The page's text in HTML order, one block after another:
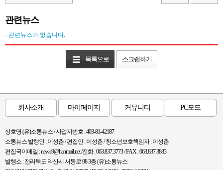
관련뉴스
- 관련뉴스가 없습니다.
목록으로 스크랩하기
회사소개 마이페이지 커뮤니티 PC모드
상호명:(유)소통뉴스 / 사업자번호 : 403-81-42187
소통뉴스 발행인 : 이성춘 / 편집인 : 이성춘 / 청소년보호책임자 : 이성춘
편집국이메일 : news9@hanmail.net /전화 : 063.837.3773 / FAX : 063.837.3883
발행소 : 전라북도 익산시 서동로 98 3층 (유)소통뉴스